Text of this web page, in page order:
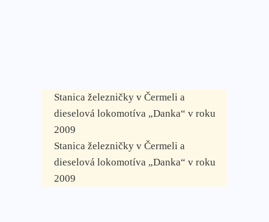
Stanica železničky v Čermeli a
dieselová lokomotíva „Danka“ v roku
2009
Stanica železničky v Čermeli a
dieselová lokomotíva „Danka“ v roku
2009